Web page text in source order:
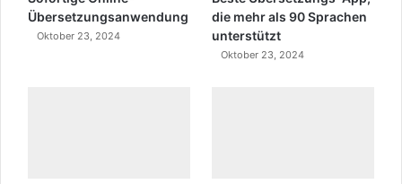
Übersetzungsanwendung
Oktober 23, 2024
die mehr als 90 Sprachen
unterstützt
Oktober 23, 2024